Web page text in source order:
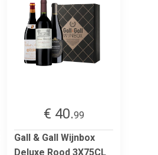
€ 40.99
Gall & Gall Wijnbox
Deluxe Rood 3X75CL